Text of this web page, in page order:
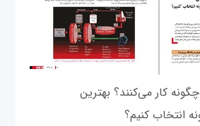
کار می‌‌کنند؟ بهترین
انتخاب کنیم؟